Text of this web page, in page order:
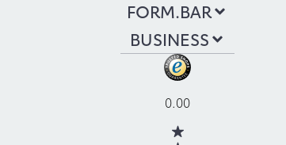
FORM.BAR
BUSINESS
0.00